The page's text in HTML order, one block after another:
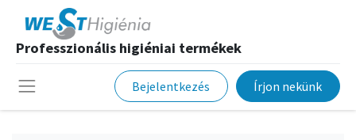
Professzionális higiéniai termékek
Bejelentkezés Írjon nekünk